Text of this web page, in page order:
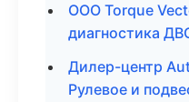
ООО Torque
диагностика
Дилер-центр
Рулевое и